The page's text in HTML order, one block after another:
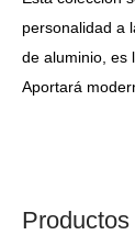
personalidad a
de aluminio, es
Aportará